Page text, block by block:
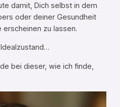
damit, Dich selbst in dem
oder deiner Gesundheit
zu lassen.
bei dieser, wie ich finde,